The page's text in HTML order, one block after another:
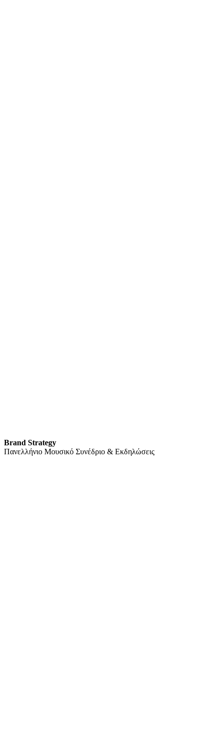
Brand Strategy
Πανελλήνιο Μουσικό Συνέδριο & Εκδηλώσεις